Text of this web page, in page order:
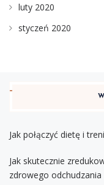
luty 2020
styczeń 2020
Jak połączyć dietę i
Jak skutecznie
zdrowego odchudzania